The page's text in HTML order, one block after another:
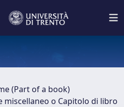
(Part of a book)
miscellaneo o Capitolo di libro